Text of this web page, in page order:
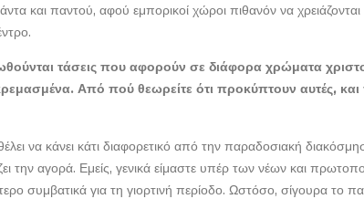
και παντού, αφού εμπορικοί χώροι πιθανόν να
τάσεις που αφορούν σε διάφορα χρώματα
Από πού θεωρείτε ότι προκύπτουν αυτές, και
να κάνει κάτι διαφορετικό από την παραδοσιακή
την αγορά. Εμείς, γενικά είμαστε υπέρ των νέων και
συμβατικά για τη γιορτινή περίοδο. Ωστόσο, σίγουρα το